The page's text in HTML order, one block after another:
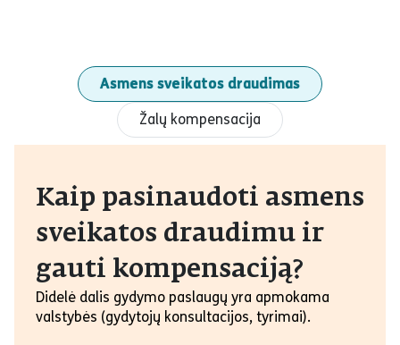
Asmens sveikatos draudimas
Žalų kompensacija
Kaip pasinaudoti asmens
sveikatos draudimu ir
gauti kompensaciją?
Didelė dalis gydymo paslaugų yra apmokama
valstybės (gydytojų konsultacijos, tyrimai).